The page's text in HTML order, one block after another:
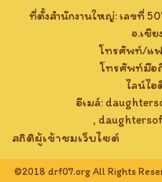
ที่ตั้งสำนักงานใหญ่: เลขที่
จ.เชี
โทรศัพท์/แ
โทรศัพท์มือ
ไลน์ไอ
อีเมล์:
,
สถิติผู้เข้าชมเว็บไซต์
©2018 drf07.org All Rights